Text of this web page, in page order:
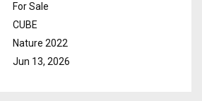
For Sale
CUBE
Nature 2022
Jun 13, 2026